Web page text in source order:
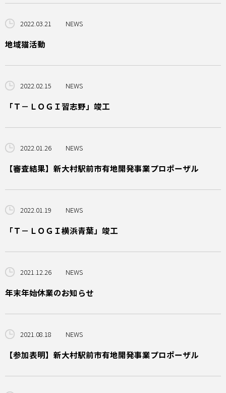
2022.03.21 NEWS
地域猫活動
2022.02.15 NEWS
「Ｔ－ＬＯＧＩ習志野」竣工
2022.01.26 NEWS
【審査結果】新大村駅前市有地開発事業プロポーザル
2022.01.19 NEWS
「Ｔ－ＬＯＧＩ横浜青葉」竣工
2021.12.26 NEWS
年末年始休業のお知らせ
2021.08.18 NEWS
【参加表明】新大村駅前市有地開発事業プロポーザル